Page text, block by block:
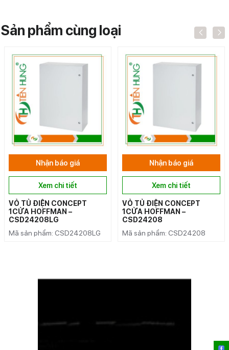
Sản phẩm cùng loại
Nhận báo giá
Xem chi tiết
VỎ TỦ ĐIỆN CONCEPT
1CỬA HOFFMAN –
CSD24208LG
Mã sản phẩm: CSD24208LG
Nhận báo giá
Xem chi tiết
VỎ TỦ ĐIỆN CONCEPT
1CỬA HOFFMAN –
CSD24208
Mã sản phẩm: CSD24208